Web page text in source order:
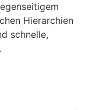
Hierarchien
schnelle,